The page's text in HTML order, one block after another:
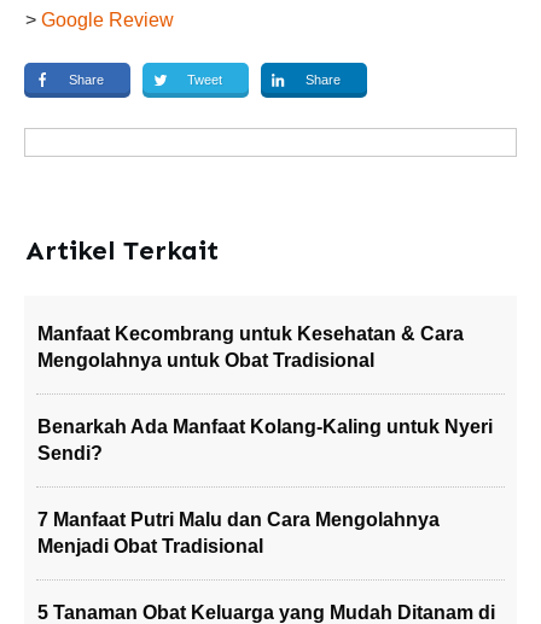
> Google Review
Share Tweet Share
Artikel Terkait
Manfaat Kecombrang untuk Kesehatan & Cara
Mengolahnya untuk Obat Tradisional
Benarkah Ada Manfaat Kolang-Kaling untuk Nyeri
Sendi?
7 Manfaat Putri Malu dan Cara Mengolahnya
Menjadi Obat Tradisional
5 Tanaman Obat Keluarga yang Mudah Ditanam di